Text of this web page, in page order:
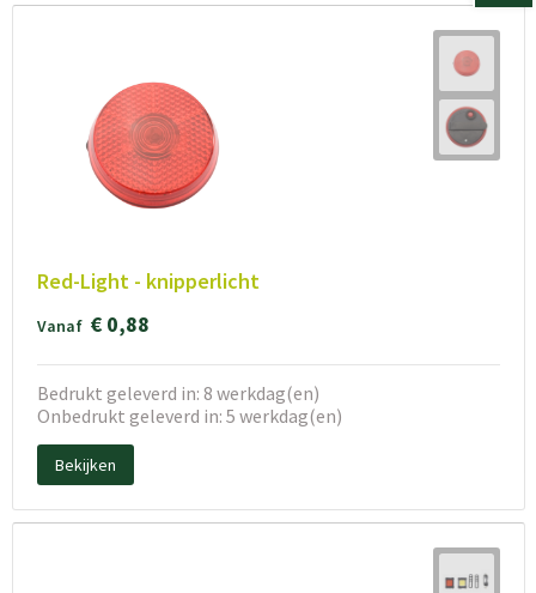
Red-Light - knipperlicht
Vanaf € 0,88
Bedrukt geleverd in: 8 werkdag(en)
Onbedrukt geleverd in: 5 werkdag(en)
Bekijken